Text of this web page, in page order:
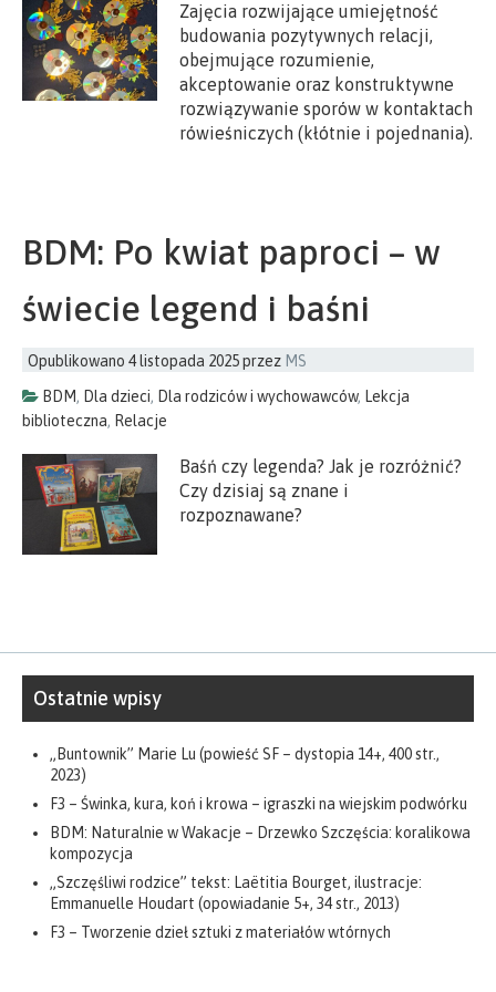
Zajęcia rozwijające umiejętność
budowania pozytywnych relacji,
obejmujące rozumienie,
akceptowanie oraz konstruktywne
rozwiązywanie sporów w kontaktach
rówieśniczych (kłótnie i pojednania).
BDM: Po kwiat paproci – w
świecie legend i baśni
Opublikowano 4 listopada 2025przez MS
BDM, Dla dzieci, Dla rodziców i wychowawców, Lekcja
biblioteczna, Relacje
Baśń czy legenda? Jak je rozróżnić?
Czy dzisiaj są znane i
rozpoznawane?
Ostatnie wpisy
„Buntownik” Marie Lu (powieść SF – dystopia 14+, 400 str.,
2023)
F3 – Świnka, kura, koń i krowa – igraszki na wiejskim podwórku
BDM: Naturalnie w Wakacje – Drzewko Szczęścia: koralikowa
kompozycja
„Szczęśliwi rodzice” tekst: Laëtitia Bourget, ilustracje:
Emmanuelle Houdart (opowiadanie 5+, 34 str., 2013)
F3 – Tworzenie dzieł sztuki z materiałów wtórnych